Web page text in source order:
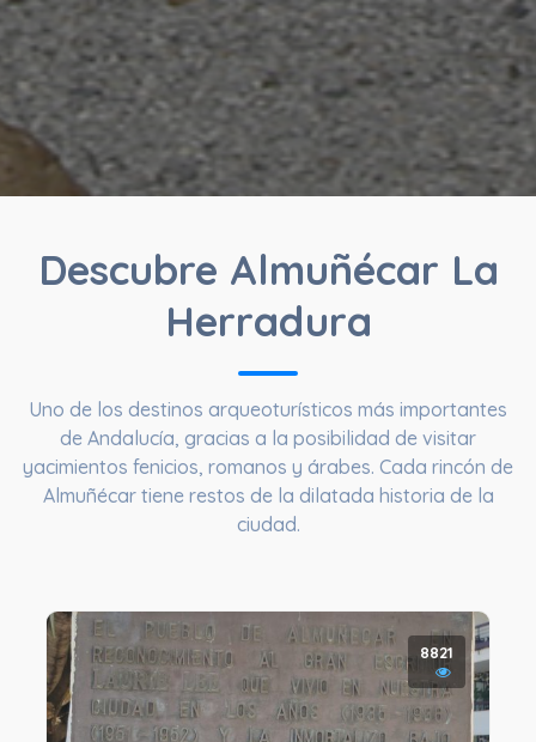
Descubre Almuñécar La
Herradura
Uno de los destinos arqueoturísticos más importantes
de Andalucía, gracias a la posibilidad de visitar
yacimientos fenicios, romanos y árabes. Cada rincón de
Almuñécar tiene restos de la dilatada historia de la
ciudad.
8821